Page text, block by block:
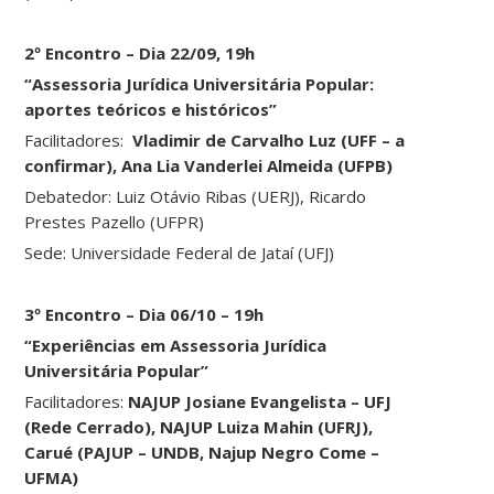
2º Encontro – Dia 22/09, 19h
“Assessoria Jurídica Universitária Popular:
aportes teóricos e históricos”
Facilitadores: Vladimir de Carvalho Luz (UFF – a
confirmar), Ana Lia Vanderlei Almeida (UFPB)
Debatedor: Luiz Otávio Ribas (UERJ), Ricardo
Prestes Pazello (UFPR)
Sede: Universidade Federal de Jataí (UFJ)
3º Encontro – Dia 06/10 – 19h
“Experiências em Assessoria Jurídica
Universitária Popular”
Facilitadores: NAJUP Josiane Evangelista – UFJ
(Rede Cerrado), NAJUP Luiza Mahin (UFRJ),
Carué (PAJUP – UNDB, Najup Negro Come –
UFMA)